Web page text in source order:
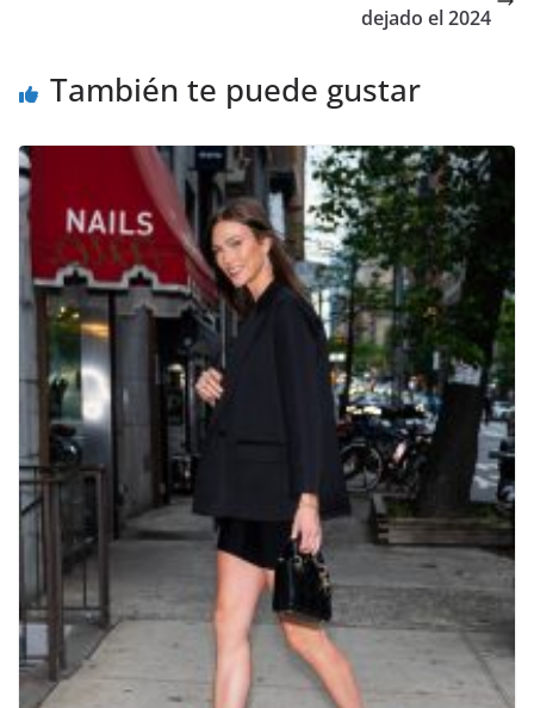
dejado el 2024
También te puede gustar